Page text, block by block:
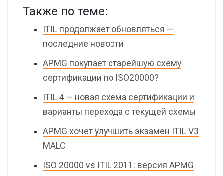
Также по теме:
ITIL продолжает обновляться —
последние новости
APMG покупает старейшую схему
сертификации по ISO20000?
ITIL 4 — новая схема сертификации и
варианты перехода с текущей схемы
APMG хочет улучшить экзамен ITIL V3
MALC
ISO 20000 vs ITIL 2011: версия APMG